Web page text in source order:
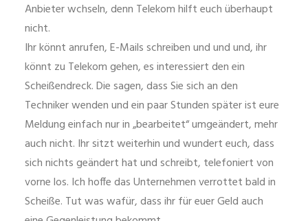
Anbieter wchseln, denn Telekom hilft euch überhaupt
nicht.
Ihr könnt anrufen, E-Mails schreiben und und und, ihr
könnt zu Telekom gehen, es interessiert den ein
Scheißendreck. Die sagen, dass Sie sich an den
Techniker wenden und ein paar Stunden später ist eure
Meldung einfach nur in „bearbeitet“ umgeändert, mehr
auch nicht. Ihr sitzt weiterhin und wundert euch, dass
sich nichts geändert hat und schreibt, telefoniert von
vorne los. Ich hoffe das Unternehmen verrottet bald in
Scheiße. Tut was wafür, dass ihr für euer Geld auch